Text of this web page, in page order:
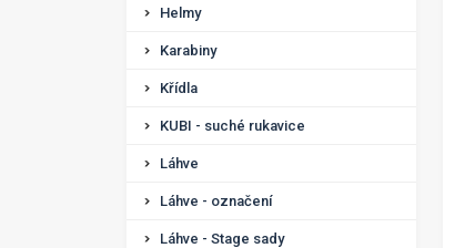
Helmy
Karabiny
Křídla
KUBI - suché rukavice
Láhve
Láhve - označení
Láhve - Stage sady